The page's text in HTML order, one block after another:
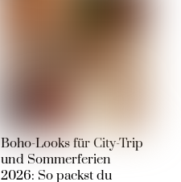
Boho-Looks für City-Trip
und Sommerferien
2026: So packst du